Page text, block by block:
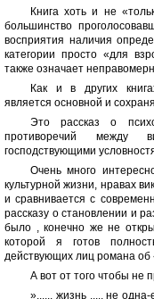
Книга хоть и не
большинство
восприятия наличия
категории просто «для
также означает
Как и в других
является основной и
Это рассказ о
противоречий между
господствующими
Очень много
культурной жизни, нравах
и сравнивается с
рассказу о становлении и
было , конечно же не
которой я готов
действующих лиц романа об
А вот от того чтобы не
»...... жизнь ..... не